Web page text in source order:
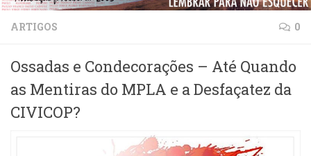
ARTIGOS 0
Ossadas e Condecorações – Até Quando
as Mentiras do MPLA e a Desfaçatez da
CIVICOP?